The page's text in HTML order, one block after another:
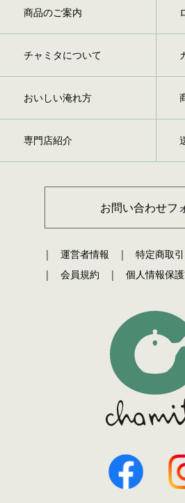
商品のご案内
チャミタについて
おいしい淹れ方
専門店紹介
お問い合わせフ
運営者情報
特定商取
会員規約
個人情報保